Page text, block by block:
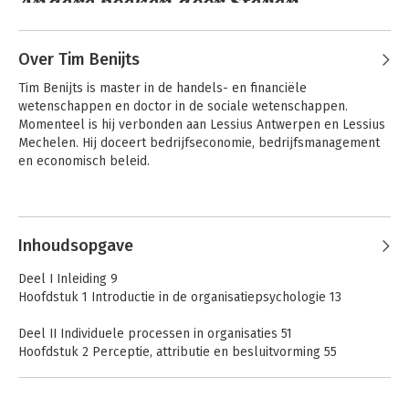
organisaties
Gedrag in
Bekijk alle boeken
Over Tim Benijts
Tim Benijts is master in de handels- en financiële
wetenschappen en doctor in de sociale wetenschappen.
Momenteel is hij verbonden aan Lessius Antwerpen en Lessius
Mechelen. Hij doceert bedrijfseconomie, bedrijfsmanagement
en economisch beleid.
Andere boeken door Tim Benijts
Inhoudsopgave
Deel I Inleiding 9
Hoofdstuk 1 Introductie in de organisatiepsychologie 13
Deel II Individuele processen in organisaties 51
Hoofdstuk 2 Perceptie, attributie en besluitvorming 55